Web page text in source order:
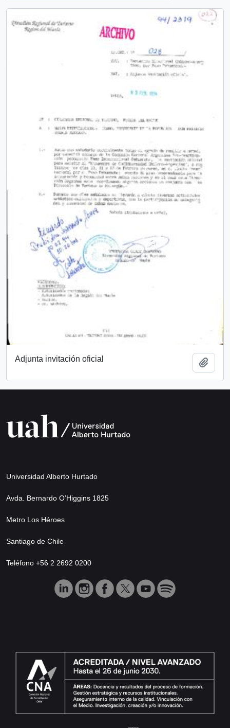
Adjunta invitación oficial
Universidad Alberto Hurtado
Avda. Bernardo O’Higgins 1825
Metro Los Héroes
Santiago de Chile
Teléfono +56 2 2692 0200